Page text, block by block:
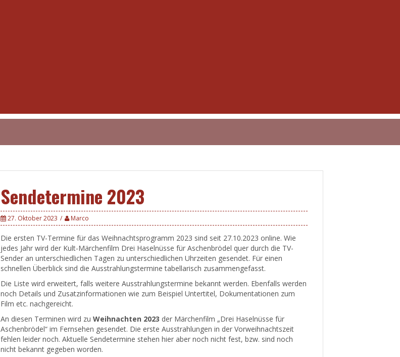
Sendetermine 2023
27. Oktober 2023 Marco
Die ersten TV-Termine für das Weihnachtsprogramm 2023 sind seit 27.10.2023 online. Wie
jedes Jahr wird der Kult-Märchenfilm Drei Haselnüsse für Aschenbrödel quer durch die TV-
Sender an unterschiedlichen Tagen zu unterschiedlichen Uhrzeiten gesendet. Für einen
schnellen Überblick sind die Ausstrahlungstermine tabellarisch zusammengefasst.
Die Liste wird erweitert, falls weitere Ausstrahlungstermine bekannt werden. Ebenfalls werden
noch Details und Zusatzinformationen wie zum Beispiel Untertitel, Dokumentationen zum
Film etc. nachgereicht.
An diesen Terminen wird zu Weihnachten 2023 der Märchenfilm „Drei Haselnüsse für
Aschenbrödel“ im Fernsehen gesendet. Die erste Ausstrahlungen in der Vorweihnachtszeit
fehlen leider noch. Aktuelle Sendetermine stehen hier aber noch nicht fest, bzw. sind noch
nicht bekannt gegeben worden.